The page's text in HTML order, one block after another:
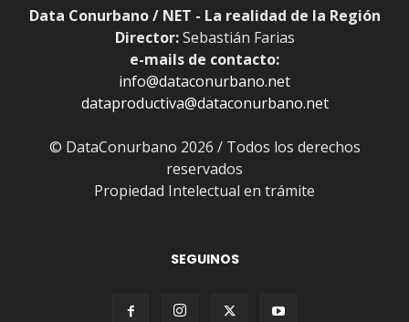
Data Conurbano / NET - La realidad de la Región
Director:Sebastián Farias
e-mails de contacto:
info@dataconurbano.net
dataproductiva@dataconurbano.net
© DataConurbano 2026 / Todos los derechos
reservados
Propiedad Intelectual en trámite
SEGUINOS